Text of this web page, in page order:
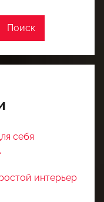
Поиск
себя
интерьер